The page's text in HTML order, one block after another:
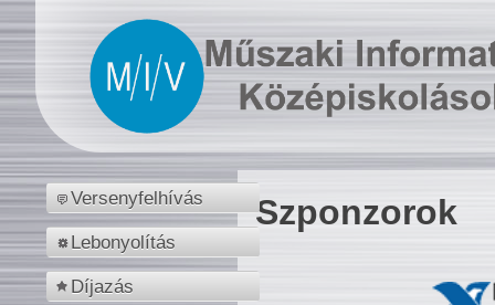
Versenyfelhívás
Lebonyolítás
Díjazás
Szponzorok